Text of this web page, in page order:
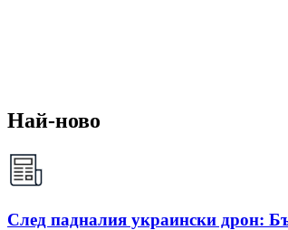
Най-ново
След падналия украински дрон: